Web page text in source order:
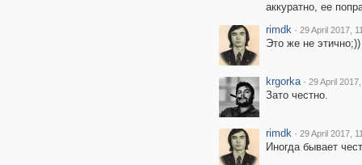
аккуратно, ее
rimdk · 29 April 2017,
Это же не этично;))
krgorka · 29 April
Зато честно.
rimdk · 29 April 2017,
Иногда бывает